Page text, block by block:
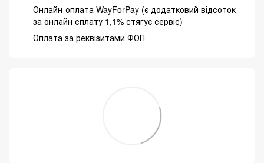
Онлайн-оплата WayForPay (є додатковий відсоток
за онлайн сплату 1,1% стягує сервіс)
Оплата за реквізитами ФОП